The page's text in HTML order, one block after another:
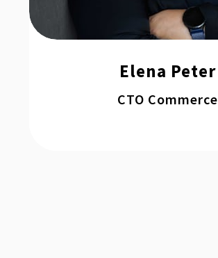
Elena Peter
CTO Commerce